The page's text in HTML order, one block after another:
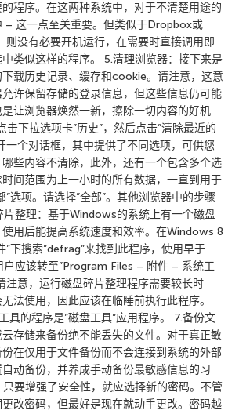
程序。在这两种系统中，对于不清楚用途的
– 这一点至关重要。但类似于Dropbox或
没有必要开机运行，在需要时直接调用即
类似这样的程序。 5.清理浏览器：接下来是
载历史记录、缓存和cookie。请注意，这意
许保留存储的登录信息，但这些信息仍可能
让浏览器焕然一新，擦除一切内容的好机
下拉选项卡”历史”，然后点击”清除最近的
一个对话框，其中提供了不同选项，可供您
些内容不清除，此外，还有一个包含多个选
间范围为上一小时的所有数据，一直到用于
”选项。请选择”全部”。其他浏览器中的步骤
片整理：基于Windows的系统上有一个磁盘
用后能提高系统速度和效率。在Windows 8
”下搜索”defrag”来找到此程序，使用早于
应该转至”Program Files – 附件 – 系统工
注意，运行磁盘碎片整理程序需要较长时
法使用，因此应该在临睡前执行此程序。
具的程序是”磁盘工具”应用程序。 7.备份文
存储来备份绝不能丢失的文件。对于真正敏
在仅用于文件备份而不会连接到系统的外部
动备份，并养成手动备份最敏感信息的习
要增强了安全性，就应选择新的密码。不管
改密码，但最好是现在就动手更改。密码越